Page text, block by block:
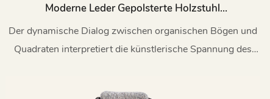
Moderne Leder Gepolsterte Holzstuhl
Esszimmer Mein200
Der dynamische Dialog zwischen organischen Bögen und
Quadraten interpretiert die künstlerische Spannung des